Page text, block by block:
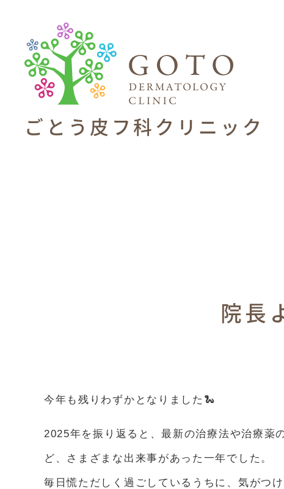
ごとう皮フ科 クリニック
院長
今年も残りわずかとなりました🐍
2025年を振り返ると、最新の治療法や治療薬
ど、さまざまな出来事があった一年でした。
毎日慌ただしく過ごしているうちに、気がつ